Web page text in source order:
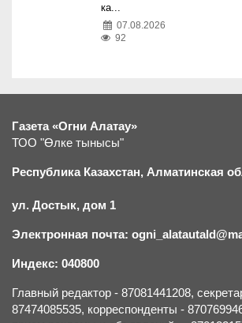
ка...
07.08.2026
92
Газета «Огни Алатау»
ТОО "Өлке тынысы"
Республика Казахстан, Алматинская
ул. Достык, дом 1
Электронная почта:
Индекс: 040800
Главный редактор - 87081441208,
87474085535, корреспонденты -